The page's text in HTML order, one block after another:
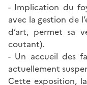
- Implication du
avec la gestion de
d’art, permet sa
coutant).
- Un accueil des
actuellement
Cette exposition,